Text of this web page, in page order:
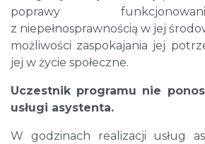
poprawy
z niepełnosprawnością w jej
możliwości zaspokajania jej
jej w życie społeczne.
Uczestnik programu nie
usługi asystenta.
W godzinach realizacji usług